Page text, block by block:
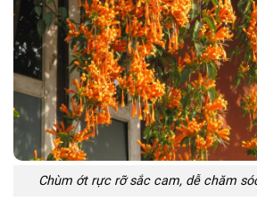
Chùm ớt rực rỡ sắc cam, dễ chăm